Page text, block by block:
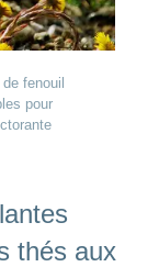
fenouil
pour
thés aux